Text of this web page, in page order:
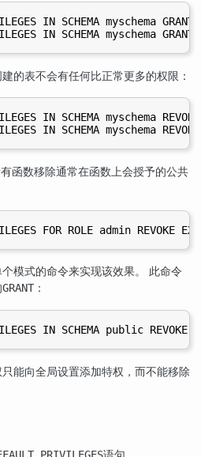
IN SCHEMA myschema
的表不会有任何比正常更多的权限：
IN SCHEMA myschema
函数移除通常在函数上会授予的公共
模式的命令来实现该效果。 此命令
GRANT ：
能向全局设置添加特权，而不能移除
PRIVILEGES语句。